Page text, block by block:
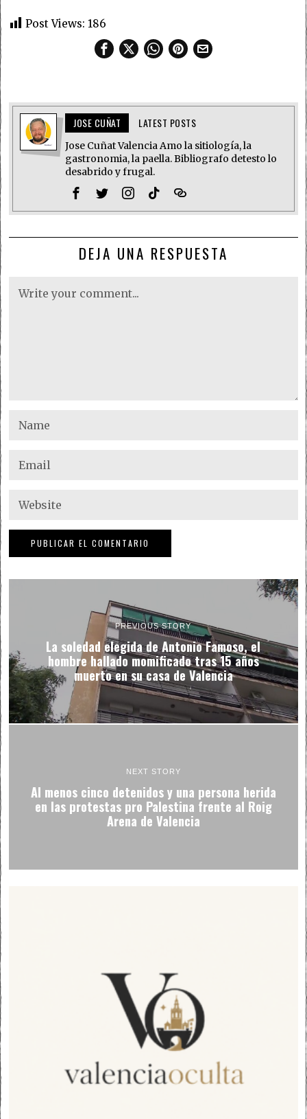
Post Views: 186
JOSE CUÑAT LATEST POSTS
Jose Cuñat Valencia Amo la sitiología, la
gastronomia, la paella. Bibliografo detesto lo
desabrido y frugal.
DEJA UNA RESPUESTA
PREVIOUS STORY
La soledad elegida de Antonio Famoso, el
hombre hallado momificado tras 15 años
muerto en su casa de Valencia
NEXT STORY
Al menos cinco detenidos y una persona herida
en las protestas pro Palestina frente al Roig
Arena de Valencia